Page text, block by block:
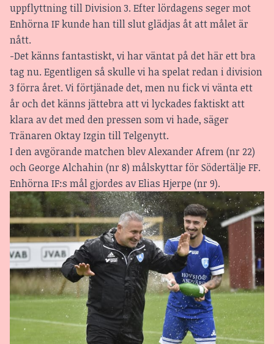
uppflyttning till Division 3. Efter lördagens seger mot
Enhörna IF kunde han till slut glädjas åt att målet är
nått.
-Det känns fantastiskt, vi har väntat på det här ett bra
tag nu. Egentligen så skulle vi ha spelat redan i division
3 förra året. Vi förtjänade det, men nu fick vi vänta ett
år och det känns jättebra att vi lyckades faktiskt att
klara av det med den pressen som vi hade, säger
Tränaren Oktay Izgin till Telgenytt.
I den avgörande matchen blev Alexander Afrem (nr 22)
och George Alchahin (nr 8) målskyttar för Södertälje FF.
Enhörna IF:s mål gjordes av Elias Hjerpe (nr 9).